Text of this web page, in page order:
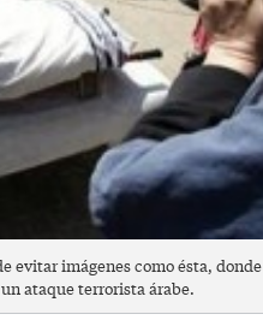
evitar imágenes como ésta,
ataque terrorista árabe.